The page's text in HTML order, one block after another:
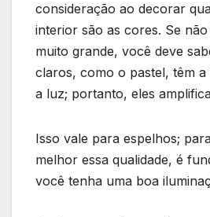
consideração ao decorar
interior são as cores. Se
muito grande, você deve
claros, como o pastel, têm
a luz; portanto, eles
Isso vale para espelhos;
melhor essa qualidade, é
você tenha uma boa